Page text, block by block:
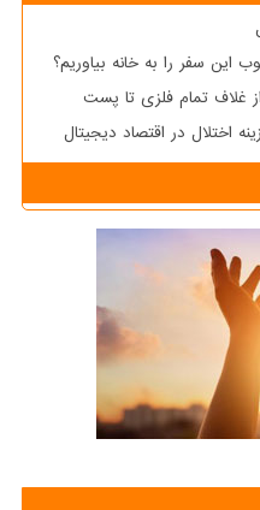
این سفر را به خانه بیاوریم؟
غلاف تمام فلزی تا پست
اختلال در اقتصاد دیجیتال